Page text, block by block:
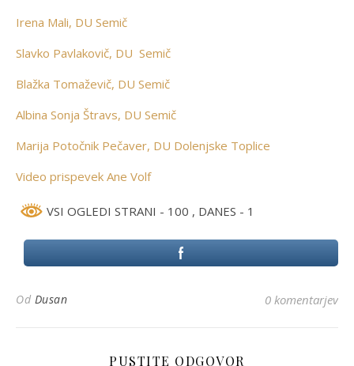
Irena Mali, DU Semič
Slavko Pavlakovič, DU Semič
Blažka Tomaževič, DU Semič
Albina Sonja Štravs, DU Semič
Marija Potočnik Pečaver, DU Dolenjske Toplice
Video prispevek Ane Volf
VSI OGLEDI STRANI - 100 , DANES - 1
Od Dusan 0 komentarjev
PUSTITE ODGOVOR